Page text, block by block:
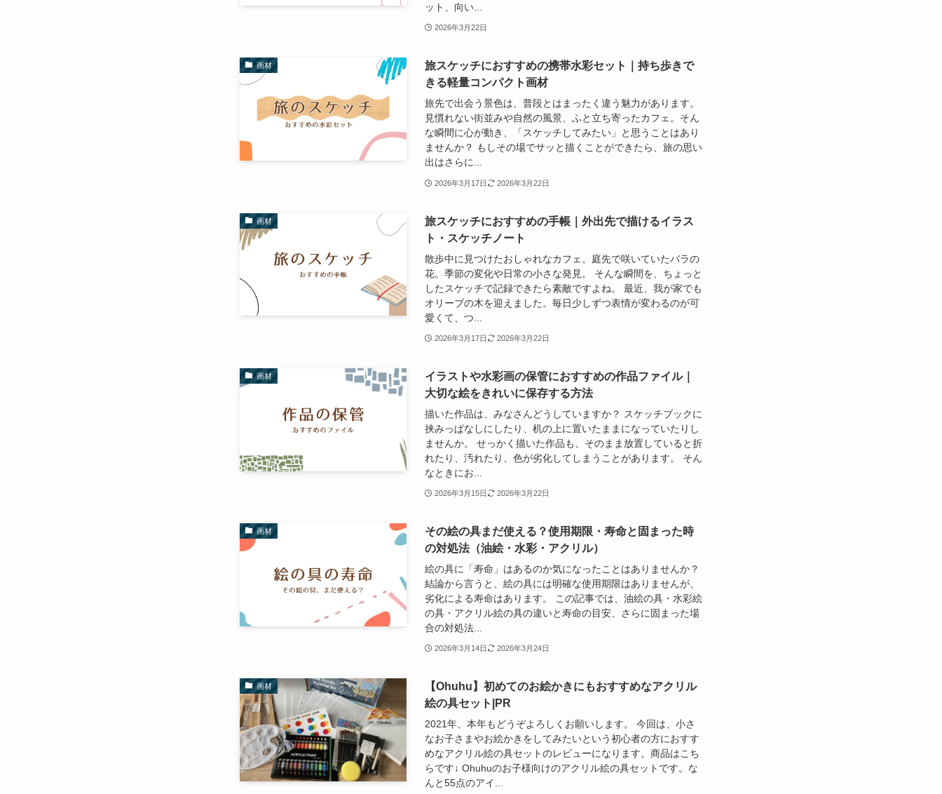
ット、向い...
2026年3月22日
画材
旅スケッチにおすすめの携帯水彩セット｜持ち歩きで
きる軽量コンパクト画材
旅先で出会う景色は、普段とはまったく違う魅力があります。
見慣れない街並みや自然の風景、ふと立ち寄ったカフェ。そん
な瞬間に心が動き、「スケッチしてみたい」と思うことはあり
ませんか？ もしその場でサッと描くことができたら、旅の思い
出はさらに...
2026年3月17日 2026年3月22日
画材
旅スケッチにおすすめの手帳｜外出先で描けるイラス
ト・スケッチノート
散歩中に見つけたおしゃれなカフェ。庭先で咲いていたバラの
花。季節の変化や日常の小さな発見。 そんな瞬間を、ちょっと
したスケッチで記録できたら素敵ですよね。 最近、我が家でも
オリーブの木を迎えました。毎日少しずつ表情が変わるのが可
愛くて、つ...
2026年3月17日 2026年3月22日
画材
イラストや水彩画の保管におすすめの作品ファイル｜
大切な絵をきれいに保存する方法
描いた作品は、みなさんどうしていますか？ スケッチブックに
挟みっぱなしにしたり、机の上に置いたままになっていたりし
ませんか。 せっかく描いた作品も、そのまま放置していると折
れたり、汚れたり、色が劣化してしまうことがあります。 そん
なときにお...
2026年3月15日 2026年3月22日
画材
その絵の具まだ使える？使用期限・寿命と固まった時
の対処法（油絵・水彩・アクリル）
絵の具に「寿命」はあるのか気になったことはありませんか？
結論から言うと、絵の具には明確な使用期限はありませんが、
劣化による寿命はあります。 この記事では、油絵の具・水彩絵
の具・アクリル絵の具の違いと寿命の目安、さらに固まった場
合の対処法...
2026年3月14日 2026年3月24日
画材
【Ohuhu】初めてのお絵かきにもおすすめなアクリル
絵の具セット|PR
2021年、本年もどうぞよろしくお願いします。 今回は、小さ
なお子さまやお絵かきをしてみたいという初心者の方におすす
めなアクリル絵の具セットのレビューになります。商品はこち
らです↓ Ohuhuのお子様向けのアクリル絵の具セットです。な
んと55点のアイ...